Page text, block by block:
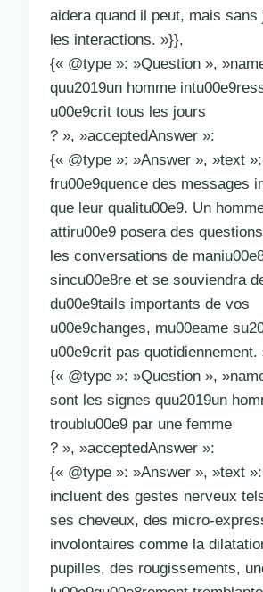
aidera quand il peut, mais
les interactions. »}},
{« @type »: »Question »,
quu2019un homme
u00e9crit tous les jours
? », »acceptedAnswer »:
{« @type »: »Answer », »text
fru00e9quence des messages
que leur qualitu00e9. Un
attiru00e9 posera des
les conversations de
sincu00e8re et se souviendra
du00e9tails importants de vos
u00e9changes, mu00eame
u00e9crit pas quotidiennement.
{« @type »: »Question »,
sont les signes quu2019un
troublu00e9 par une femme
? », »acceptedAnswer »:
{« @type »: »Answer », »text
incluent des gestes nerveux
ses cheveux, des micro-
involontaires comme la
pupilles, des rougissements,